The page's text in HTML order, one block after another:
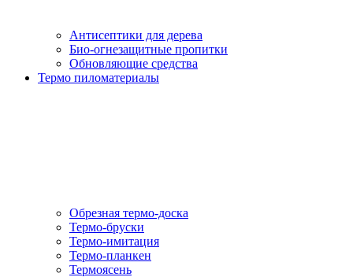
Антисептики для дерева
Био-огнезащитные пропитки
Обновляющие средства
Термо пиломатериалы
Обрезная термо-доска
Термо-бруски
Термо-имитация
Термо-планкен
Термоясень